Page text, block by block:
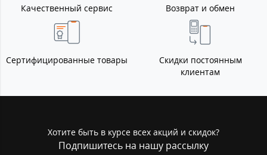
Качественный сервис Возврат и обмен
Сертифицированные товары
Скидки постоянным
клиентам
Хотите быть в курсе всех акций и скидок?
Подпишитесь на нашу рассылку